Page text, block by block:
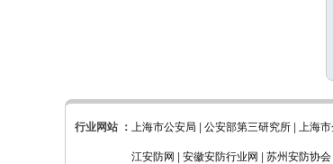
行业网站 ： 上海市公安局 公安部第三研究所 上海
江安防网 安徽安防行业网 苏州安防协会